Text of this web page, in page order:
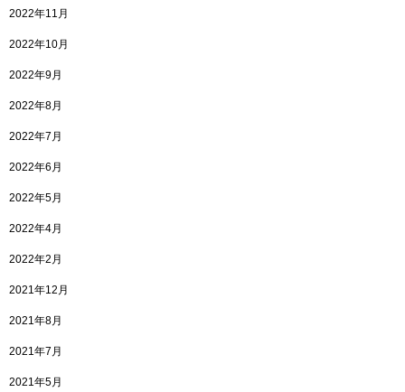
2022年11月
2022年10月
2022年9月
2022年8月
2022年7月
2022年6月
2022年5月
2022年4月
2022年2月
2021年12月
2021年8月
2021年7月
2021年5月